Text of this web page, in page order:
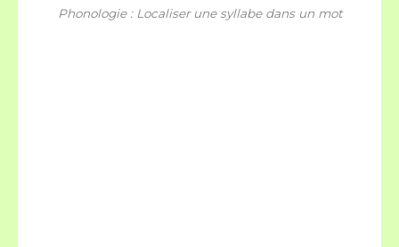
Phonologie : Localiser une syllabe dans un mot